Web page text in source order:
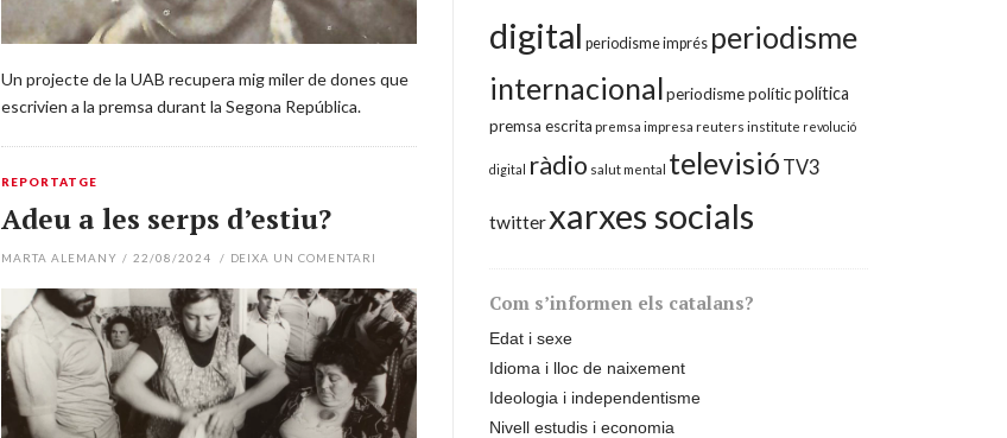
Un projecte de la UAB recupera mig miler de dones que
escrivien a la premsa durant la Segona República.
REPORTATGE
Adeu a les serps d’estiu?
MARTA ALEMANY / 22/08/2024 / DEIXA UN COMENTARI
digital periodisme imprés periodisme
internacionalperiodisme políticpolítica
premsa escrita premsa impresa reuters institute revolució
digital ràdio salut mental televisió TV3
twitterxarxes socials
Com s’informen els catalans?
Edat i sexe
Idioma i lloc de naixement
Ideologia i independentisme
Nivell estudis i economia